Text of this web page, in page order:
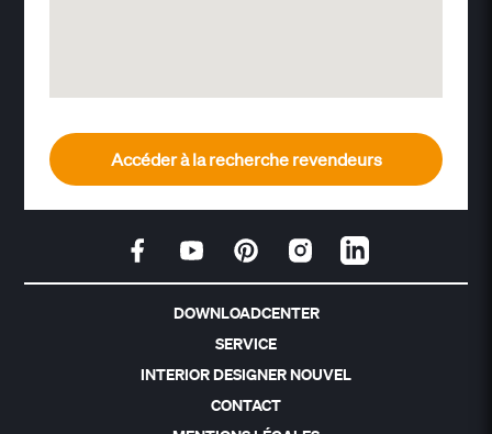
Accéder à la recherche revendeurs
DOWNLOADCENTER
SERVICE
INTERIOR DESIGNER NOUVEL
CONTACT